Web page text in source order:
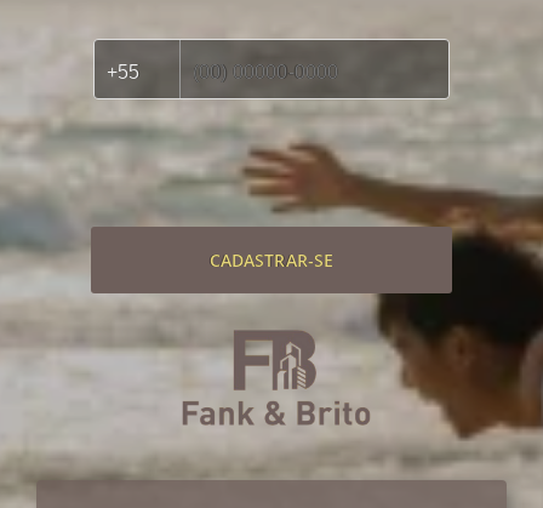
CADASTRAR-SE